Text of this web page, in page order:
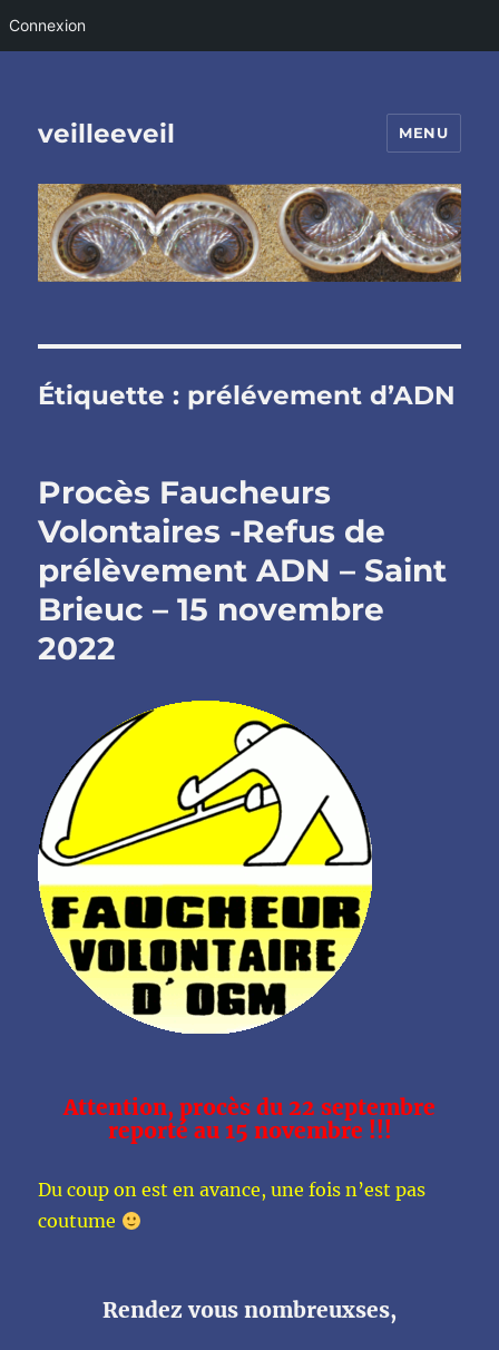
Connexion
veilleeveil MENU
Étiquette : prélévement d’ADN
Procès Faucheurs
Volontaires -Refus de
prélèvement ADN – Saint
Brieuc – 15 novembre
2022
Attention, procès du 22 septembre
reporté au 15 novembre !!!
Du coup on est en avance, une fois n’est pas
coutume
Rendez vous nombreuxses,